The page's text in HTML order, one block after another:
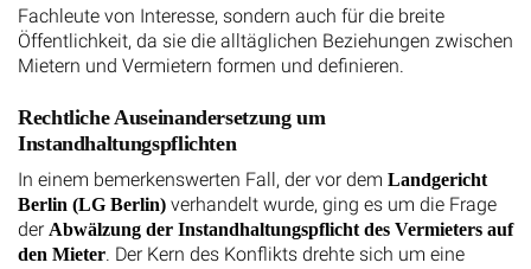
Fachleute von Interesse, sondern auch für die breite
Öffentlichkeit, da sie die alltäglichen Beziehungen zwischen
Mietern und Vermietern formen und definieren.
Rechtliche Auseinandersetzung um
Instandhaltungspflichten
In einem bemerkenswerten Fall, der vor dem Landgericht
Berlin (LG Berlin) verhandelt wurde, ging es um die Frage
der Abwälzung der Instandhaltungspflicht des Vermieters auf
den Mieter. Der Kern des Konflikts drehte sich um eine